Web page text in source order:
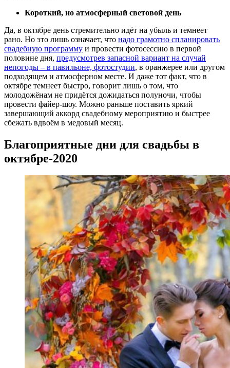
Короткий, но атмосферный световой день
Да, в октябре день стремительно идёт на убыль и темнеет
рано. Но это лишь означает, что надо грамотно спланировать
свадебную программу и провести фотосессию в первой
половине дня, предусмотрев запасной вариант на случай
непогоды – в павильоне, фотостудии, в оранжерее или другом
подходящем и атмосферном месте. И даже тот факт, что в
октябре темнеет быстро, говорит лишь о том, что
молодожёнам не придётся дожидаться полуночи, чтобы
провести файер-шоу. Можно раньше поставить яркий
завершающий аккорд свадебному мероприятию и быстрее
сбежать вдвоём в медовый месяц.
Благоприятные дни для свадьбы в
октябре-2020